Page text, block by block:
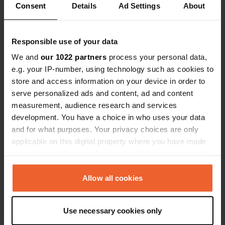
Consent Details Ad Settings About
Responsible use of your data
We and our 1022 partners process your personal data,
e.g. your IP-number, using technology such as cookies to
store and access information on your device in order to
serve personalized ads and content, ad and content
measurement, audience research and services
development. You have a choice in who uses your data
and for what purposes. Your privacy choices are only
applicable on this digital property where you have made
any time from the Cookie Declaration or by clicking on
the Privacy trigger icon.
Collect information about your geographical location
Allow all cookies
Use necessary cookies only
Contatto
Posizione
Neue Bahnhofstraße 2
06493, Ballenstedt, Germania
Coordinate
51° 43' 23" N 11° 14' 44" E
Copia
51.72299759 11.24558097
Codice sito